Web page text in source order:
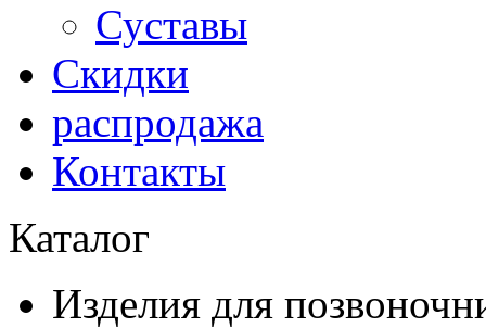
Суставы
Скидки
распродажа
Контакты
Каталог
Изделия для